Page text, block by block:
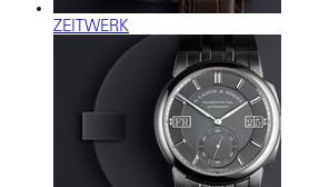
ZEITWERK